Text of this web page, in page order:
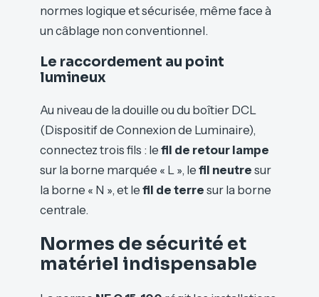
normes logique et sécurisée, même face à
un câblage non conventionnel.
Le raccordement au point
lumineux
Au niveau de la douille ou du boîtier DCL
(Dispositif de Connexion de Luminaire),
connectez trois fils : le fil de retour lampe
sur la borne marquée « L », le fil neutre sur
la borne « N », et le fil de terre sur la borne
centrale.
Normes de sécurité et
matériel indispensable